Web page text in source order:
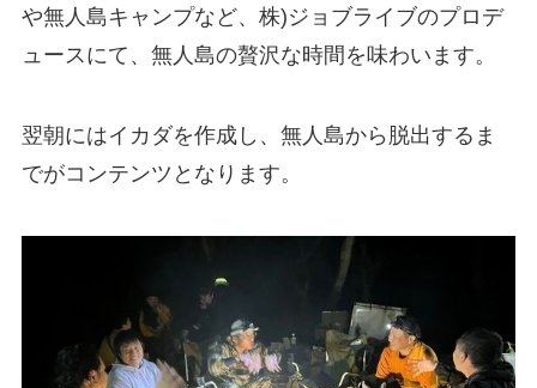
や無人島キャンプなど、株)ジョブライブのプロデ
ュースにて、無人島の贅沢な時間を味わいます。
翌朝にはイカダを作成し、無人島から脱出するま
でがコンテンツとなります。